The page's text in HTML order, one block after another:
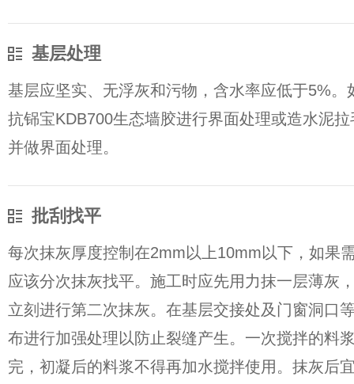
基层处理
基层应坚实、无浮灰和污物，含水率应低于5%。
抗铞宝KDB700生态墙胶进行界面处理或造水泥
并做界面处理。
批刮找平
每次抹灰厚度控制在2mm以上10mm以下，如果
应该分次抹灰找平。施工时应先用力抹一层薄灰
立刻进行第二次抹灰。在基层交接处及门窗洞口
布进行加强处理以防止裂缝产生。一次搅拌的料
完，初凝后的料浆不得再加水搅拌使用。抹灰后